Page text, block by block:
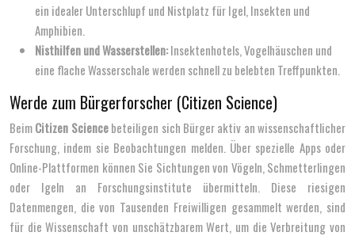
ein idealer Unterschlupf und Nistplatz für Igel, Insekten und
Amphibien.
Nisthilfen und Wasserstellen:Insektenhotels, Vogelhäuschen und
eine flache Wasserschale werden schnell zu belebten Treffpunkten.
Werde zum Bürgerforscher (Citizen Science)
BeimCitizen Sciencebeteiligen sich Bürger aktiv an wissenschaftlicher
Forschung, indem sie Beobachtungen melden. Über spezielle Apps oder
Online-Plattformen können Sie Sichtungen von Vögeln, Schmetterlingen
oder Igeln an Forschungsinstitute übermitteln. Diese riesigen
Datenmengen, die von Tausenden Freiwilligen gesammelt werden, sind
für die Wissenschaft von unschätzbarem Wert, um die Verbreitung von